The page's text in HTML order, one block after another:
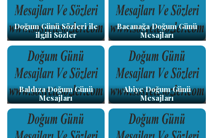
Doğum Günü Sözleri ile
ilgili Sözler
Bacanağa Doğum Günü
Mesajları
Baldıza Doğum Günü
Mesajları
Abiye Doğum Günü
Mesajları